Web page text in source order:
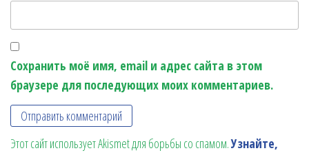
Сохранить моё имя, email и адрес сайта в этом
браузере для последующих моих комментариев.
Этот сайт использует Akismet для борьбы со спамом.Узнайте,